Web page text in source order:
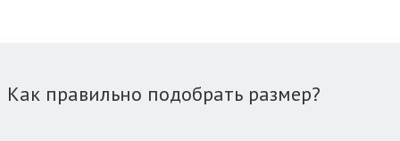
Как правильно подобрать размер?